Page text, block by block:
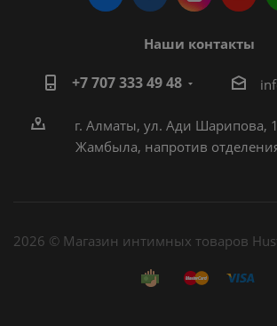
Наши контакты
+7 707 333 49 48 i
г. Алматы, ул. Ади Шарипова,
Жамбыла, напротив
2026 © Магазин интимных товаров